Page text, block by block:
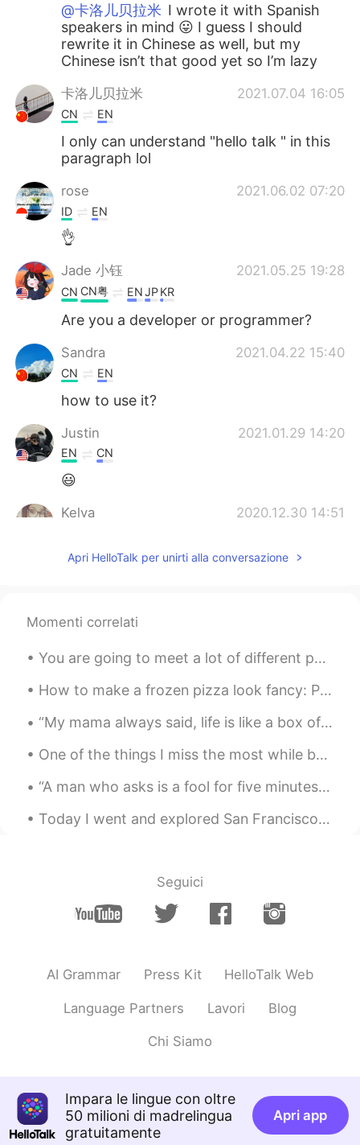
@卡洛儿贝拉米 I wrote it with Spanish
speakers in mind 😛 I guess I should
rewrite it in Chinese as well, but my
Chinese isn’t that good yet so I’m lazy
卡洛儿贝拉米 2021.07.04 16:05
CN EN
I only can understand "hello talk " in this
paragraph lol
rose 2021.06.02 07:20
ID EN
👌
Jade 小钰 2021.05.25 19:28
CN CN粤 ENJPKR
Are you a developer or programmer?
Sandra 2021.04.22 15:40
CN EN
how to use it?
Justin 2021.01.29 14:20
EN CN
😃
Kelya 2020.12.30 14:51
Jajaja
EN CNJP ES
@Maria Palacios @ElenaThank you!
Elena 2020.12.30 12:56
Apri HelloTalk per unirti alla conversazione
Momenti correlati
You are going to meet a lot of different people on hello talk. Some are cool; some are pushy; som...
How to make a frozen pizza look fancy: Put avocado and hot sauce on it. They make everything look...
“My mama always said, life is like a box of chocolates. You never know what you’re gonna get.” — ...
One of the things I miss the most while being in quarantine is traveling to different places arou...
“A man who asks is a fool for five minutes. A man who never asks is a fool for life.” – Chinese P...
Today I went and explored San Francisco, it was so beautiful. The fresh air, being in the ocean🌊,...
Seguici
AI Grammar Press Kit HelloTalk Web
Language Partners Lavori Blog
Chi Siamo
Impara le lingue con oltre
50 milioni di madrelingua
gratuitamente
Apri app